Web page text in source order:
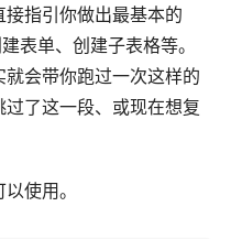
指引你做出最基本的
表单、创建子表格等。
会带你跑过一次这样的
了这一段、或现在想复
使用。